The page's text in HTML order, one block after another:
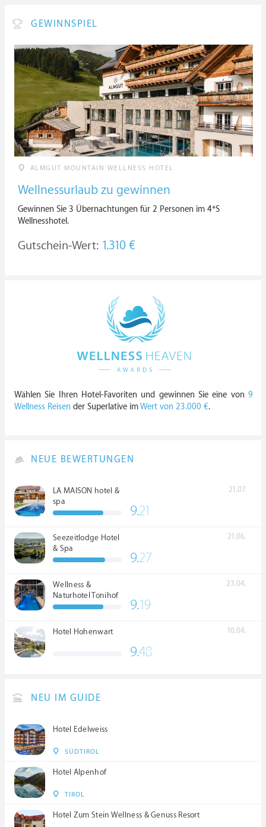
GEWINNSPIEL
ALMGUT MOUNTAIN WELLNESS HOTEL
Wellnessurlaub zu gewinnen
Gewinnen Sie 3 Übernachtungen für 2 Personen im 4*S
Wellnesshotel.
Gutschein-Wert: 1.310 €
Wählen Sie Ihren Hotel-Favoriten und gewinnen Sie eine von 9
Wellness Reisen der Superlative imWert von 23.000 €.
NEUE BEWERTUNGEN
LA MAISON hotel &
spa
21.07.
9.21
Seezeitlodge Hotel
& Spa
21.06.
9.27
Wellness &
Naturhotel Tonihof
****S
23.04.
9.19
Hotel Hohenwart 10.04.
9.48
NEU IM GUIDE
Hotel Edelweiss
SÜDTIROL
Hotel Alpenhof
TIROL
Hotel Zum Stein Wellness & Genuss Resort